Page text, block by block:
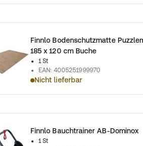
Finnlo Bodenschutzmatte
185 x 120 cm Buche
1 St
EAN: 4005251999970
Nicht lieferbar
Finnlo Bauchtrainer AB-Dominox
1 St